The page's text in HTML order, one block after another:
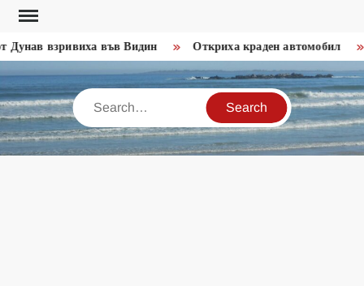
Skip
contentвзривиха във Видин Откриха краден автомобил
Search